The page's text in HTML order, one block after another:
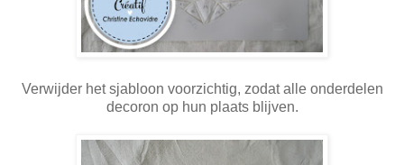
Verwijder het sjabloon voorzichtig, zodat alle onderdelen
decoron op hun plaats blijven.